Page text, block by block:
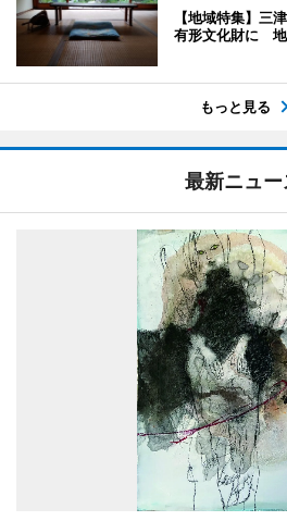
【地域特集】三
有形文化財に
もっと見る
最新ニュー